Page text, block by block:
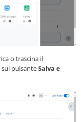
o trascina il
sul pulsanteSalva e